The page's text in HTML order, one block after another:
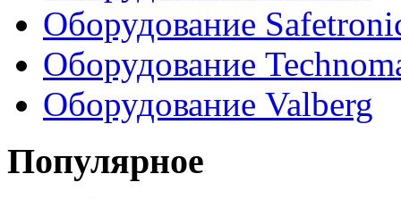
Оборудование
Оборудование
Оборудование Valberg
Популярное